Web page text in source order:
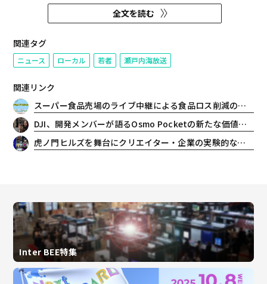
Teams’ Voices」を立ち上げた。
本プロジェクトでは、学生が就職
報ではなく、職場の中での「人と
人の関係」にフォーカス...
全文を読む
関連タグ
ニュース ローカル 若者 瀬戸内海放送
関連リンク
スーパー食品売場のライブ中継による食品ロス削減の取り組み「のこり福キャンペーン2026」を実施
DJI、開発メンバーが語るOsmo Pocketの新たな価値を紹介。Vlogカメラの枠を超える「コンパクトシネマカメラ」の境地へ
虎ノ門ヒルズを舞台にクリエイター・企業の実験的なプロダクトやアートが集う新たな祭典「TOKYO PROTOTYPE」出展者決定
Inter BEE特集